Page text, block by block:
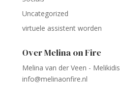
Uncategorized
virtuele assistent worden
Over Melina on Fire
Melina van der Veen - Melikidis
info@melinaonfire.nl